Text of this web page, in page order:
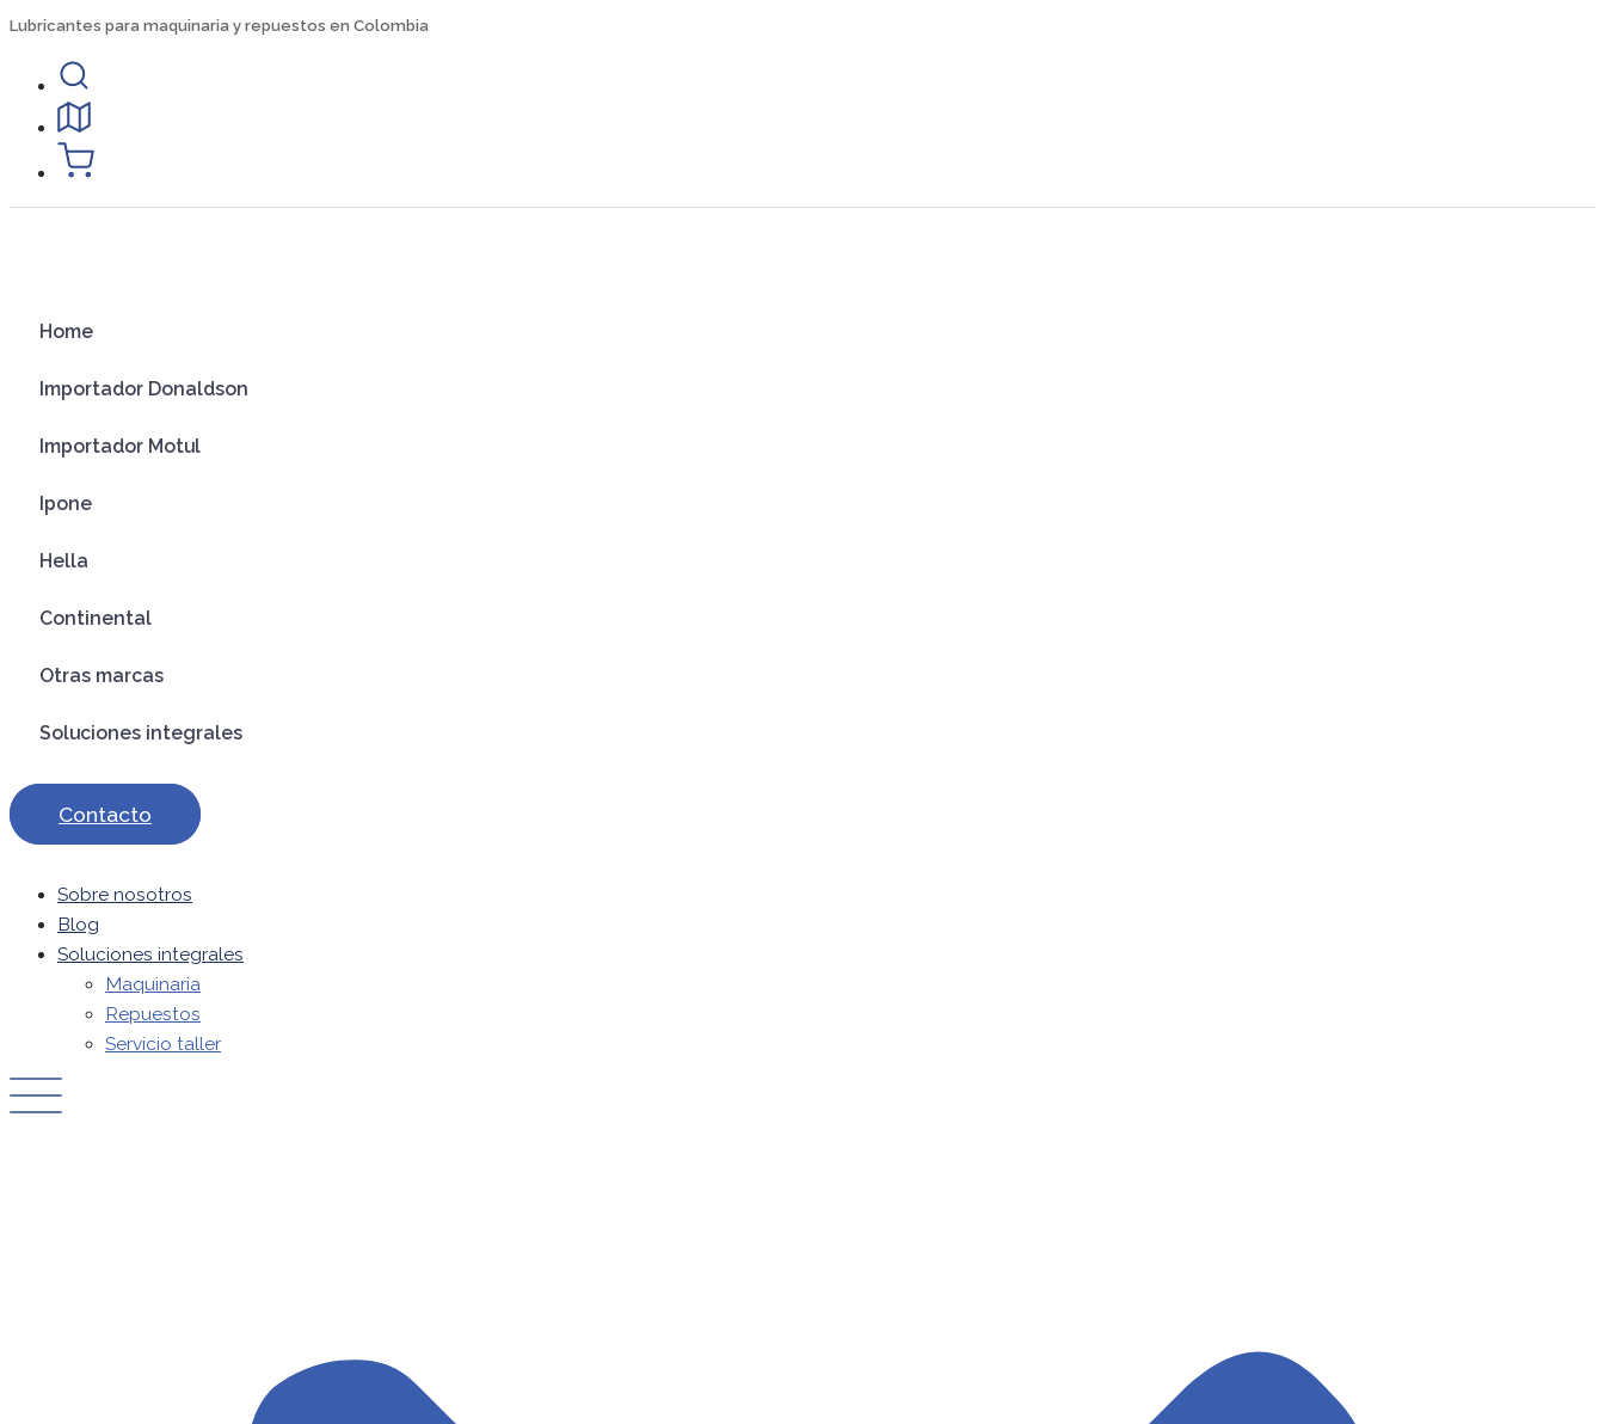
Ir
contenido
Lubricantes para maquinaria y repuestos en Colombia
Home
Importador Donaldson
Importador Motul
Ipone
Hella
Continental
Otras marcas
Soluciones integrales
Contacto
Sobre nosotros
Blog
Soluciones integrales
Maquinaria
Repuestos
Servicio taller